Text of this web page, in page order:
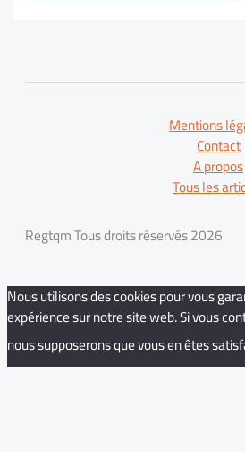
Mentions
Contact
A propos
Tous les
Regtqm Tous droits réservés 2026
Nous utilisons des cookies pour vous
expérience sur notre site web. Si vous
nous supposerons que vous en êtes